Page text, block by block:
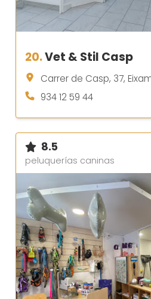
20.Vet & Stil Casp
Carrer de Casp, 37,
934 12 59 44
8.5
peluquerías caninas